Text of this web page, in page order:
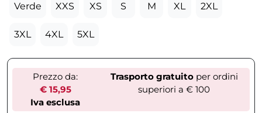
Verde XXS XS S M XL 2XL
3XL 4XL 5XL
Prezzo da:
€ 15,95
Iva esclusa
Trasporto gratuitoper ordini
superiori a € 100